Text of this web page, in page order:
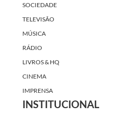
SOCIEDADE
TELEVISÃO
MÚSICA
RÁDIO
LIVROS & HQ
CINEMA
IMPRENSA
INSTITUCIONAL